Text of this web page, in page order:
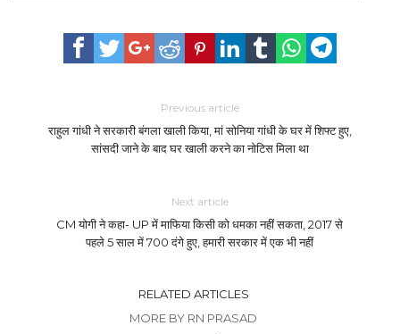
Previous article
राहुल गांधी ने सरकारी बंगला खाली किया, मां सोनिया गांधी के घर में शिफ्ट हुए,
सांसदी जाने के बाद घर खाली करने का नोटिस मिला था
Next article
CM योगी ने कहा- UP में माफिया किसी को धमका नहीं सकता, 2017 से
पहले 5 साल में 700 दंगे हुए, हमारी सरकार में एक भी नहीं
RELATED ARTICLES
MORE BY RN PRASAD